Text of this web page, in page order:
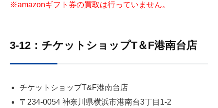
※amazonギフト券の買取は行っていません。
3-12：チケットショップT＆F港南台店
チケットショップT&F港南台店
〒234-0054 神奈川県横浜市港南台3丁目1-2